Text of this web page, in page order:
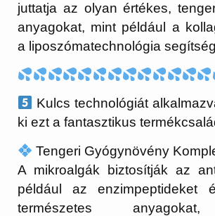
juttatja az olyan értékes,
anyagokat, mint például a
a liposzómatechnológia
Kulcs technológiát
ki ezt a fantasztikus
Tengeri Gyógynövény
A mikroalgák biztosítják az
például az enzimpeptideket
természetes anyagokat,